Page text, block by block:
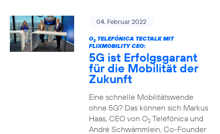
04. Februar 2022
O2TELEFÓNICA TECTALK MIT
FLIXMOBILITY CEO:
5G ist Erfolgsgarant
für die Mobilität der
Zukunft
Eine schnelle Mobilitätswende
ohne 5G? Das können sich Markus
Haas, CEO von O2Telefónica und
André Schwämmlein, Co-Founder